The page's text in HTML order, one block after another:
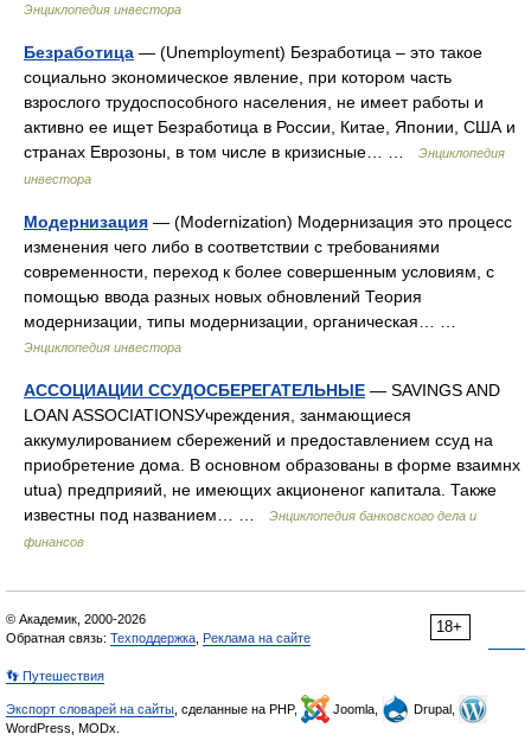
Энциклопедия инвестора
Безработица — (Unemployment) Безработица – это такое
социально экономическое явление, при котором часть
взрослого трудоспособного населения, не имеет работы и
активно ее ищет Безработица в России, Китае, Японии, США и
странах Еврозоны, в том числе в кризисные… …
Энциклопедия
инвестора
Модернизация — (Modernization) Модернизация это процесс
изменения чего либо в соответствии с требованиями
современности, переход к более совершенным условиям, с
помощью ввода разных новых обновлений Теория
модернизации, типы модернизации, органическая… …
Энциклопедия инвестора
АССОЦИАЦИИ ССУДОСБЕРЕГАТЕЛЬНЫЕ — SAVINGS AND
LOAN ASSOCIATIONSУчреждения, занмающиеся
аккумулированием сбережений и предоставлением ссуд на
приобретение дома. В основном образованы в форме взаимнх
utua) предприяий, не имеющих акционеног капитала. Также
известны под названием… …
Энциклопедия банковского дела и
финансов
18+
© Академик, 2000-2026
Обратная связь: Техподдержка Реклама на сайте
👣 Путешествия
Экспорт словарей на сайты , сделанные на PHP, Joomla,
Drupal,
WordPress, MODx.